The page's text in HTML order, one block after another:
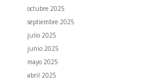
octubre 2025
septiembre 2025
julio 2025
junio 2025
mayo 2025
abril 2025